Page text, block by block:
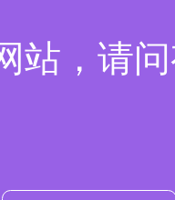
站，请